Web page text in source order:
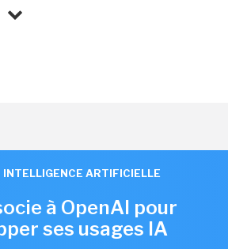
INTELLIGENCE ARTIFICIELLE
à OpenAI pour
ses usages IA